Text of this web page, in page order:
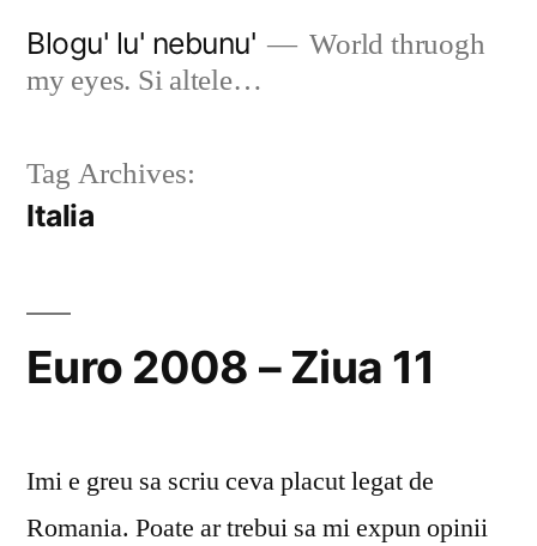
Blogu' lu' nebunu'
World thruogh
my eyes. Si altele…
Tag Archives:
Italia
Euro 2008 – Ziua 11
Imi e greu sa scriu ceva placut legat de
Romania. Poate ar trebui sa mi expun opinii